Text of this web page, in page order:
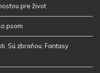
pre život
psom
Sú zbraňou. Fantasy